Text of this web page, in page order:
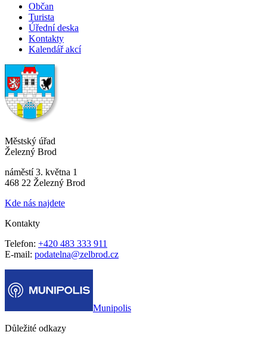
Občan
Turista
Úřední deska
Kontakty
Kalendář akcí
Městský úřad
Železný Brod
náměstí 3. května 1
468 22 Železný Brod
Kde nás najdete
Kontakty
Telefon: +420 483 333 911
E-mail: podatelna@zelbrod.cz
Munipolis
Důležité odkazy